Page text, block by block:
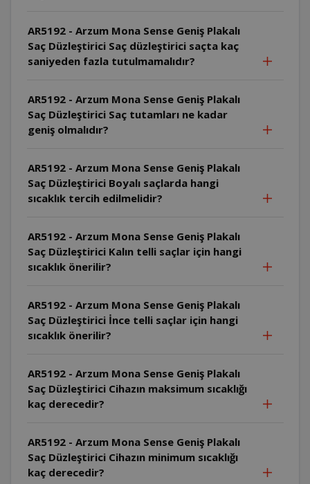
AR5192 - Arzum Mona Sense Geniş Plakalı
Saç Düzleştirici Saç düzleştirici saçta kaç
saniyeden fazla tutulmamalıdır?
AR5192 - Arzum Mona Sense Geniş Plakalı
Saç Düzleştirici Saç tutamları ne kadar
geniş olmalıdır?
AR5192 - Arzum Mona Sense Geniş Plakalı
Saç Düzleştirici Boyalı saçlarda hangi
sıcaklık tercih edilmelidir?
AR5192 - Arzum Mona Sense Geniş Plakalı
Saç Düzleştirici Kalın telli saçlar için hangi
sıcaklık önerilir?
AR5192 - Arzum Mona Sense Geniş Plakalı
Saç Düzleştirici İnce telli saçlar için hangi
sıcaklık önerilir?
AR5192 - Arzum Mona Sense Geniş Plakalı
Saç Düzleştirici Cihazın maksimum sıcaklığı
kaç derecedir?
AR5192 - Arzum Mona Sense Geniş Plakalı
Saç Düzleştirici Cihazın minimum sıcaklığı
kaç derecedir?